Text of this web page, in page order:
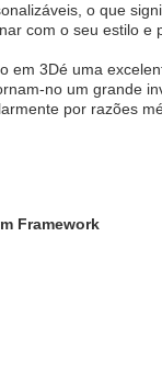
o que
com o seu estilo
em 3Dé uma
no um grande
por razões
Framework